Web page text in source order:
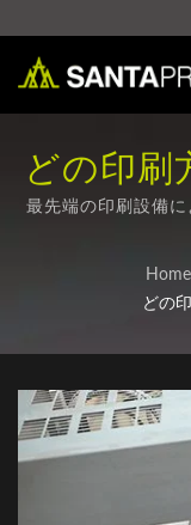
どの印刷
か？ |
PPプラ
ス |
最先端の印刷設備
| プレミアムPETプ
Home
どの